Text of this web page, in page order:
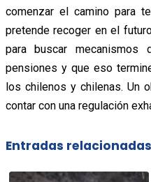
comenzar el camino para
pretende recoger en el
para buscar
pensiones y que eso
los chilenos y chilenas. Un
contar con una regulación
Entradas